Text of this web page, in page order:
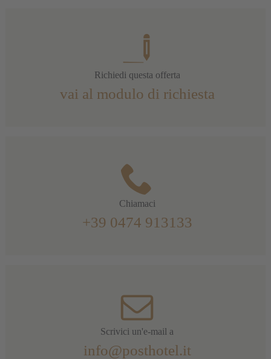
Richiedi questa offerta
vai al modulo di richiesta
Chiamaci
+39 0474 913133
Scrivici un'e-mail a
info@posthotel.it